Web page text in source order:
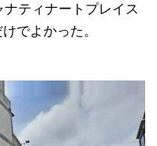
ティナートプレイス
でよかった。